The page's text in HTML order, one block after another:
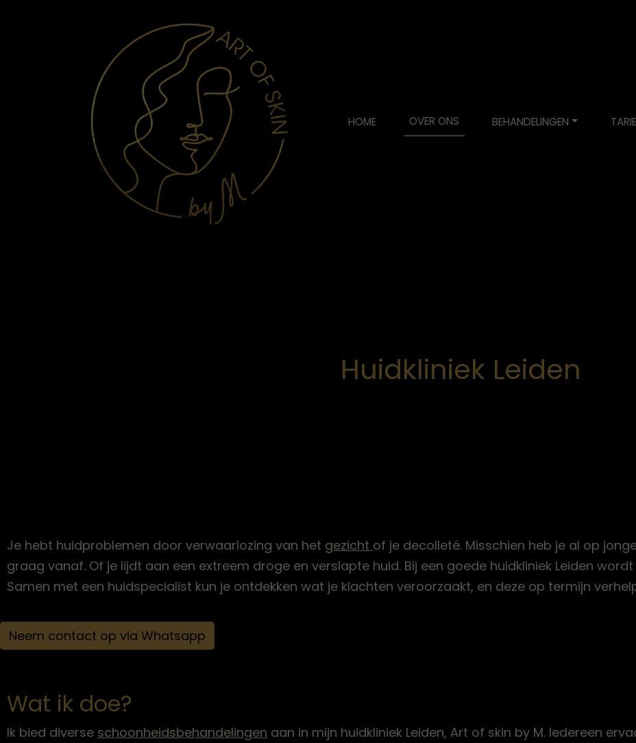
HOME OVER ONS BEHANDELINGEN
Huidkliniek Leiden
Je hebt huidproblemen door verwaarlozing van het gezicht of je decolleté. Misschien heb je al op
graag vanaf. Of je lijdt aan een extreem droge en verslapte huid. Bij een goede huidkliniek Leiden
Samen met een huidspecialist kun je ontdekken wat je klachten veroorzaakt, en deze op termijn
Neem contact op via Whatsapp
Wat ik doe?
Ik bied diverse schoonheidsbehandelingen aan in mijn huidkliniek Leiden, Art of skin by M. Iedereen